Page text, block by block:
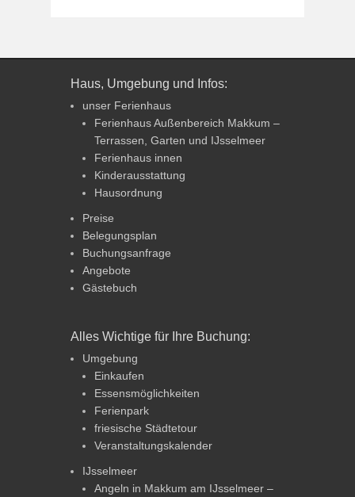
Haus, Umgebung und Infos:
unser Ferienhaus
Ferienhaus Außenbereich Makkum –
Terrassen, Garten und IJsselmeer
Ferienhaus innen
Kinderausstattung
Hausordnung
Preise
Belegungsplan
Buchungsanfrage
Angebote
Gästebuch
Alles Wichtige für Ihre Buchung:
Umgebung
Einkaufen
Essensmöglichkeiten
Ferienpark
friesische Städtetour
Veranstaltungskalender
IJsselmeer
Angeln in Makkum am IJsselmeer –